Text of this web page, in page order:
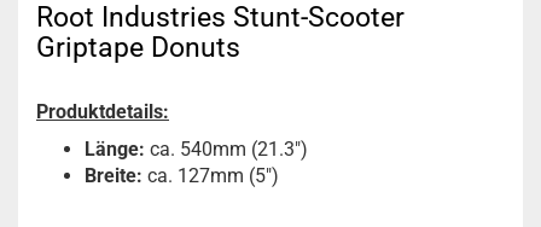
Root Industries Stunt-Scooter
Griptape Donuts
Produktdetails:
Länge: ca. 540mm (21.3")
Breite: ca. 127mm (5")